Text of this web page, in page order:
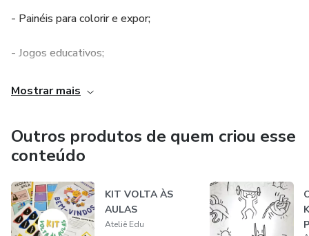
- Painéis para colorir e expor;
- Jogos educativos;
- PDF para impressão e moldes;
Todo material aposta em abordagens inovadoras,
e professores.
Tudo que um professor precisa para otimizar trabalhos e
Mostrar mais
Outros produtos de quem criou esse
conteúdo
KIT VOLTA ÀS
AULAS
Ateliê Edu